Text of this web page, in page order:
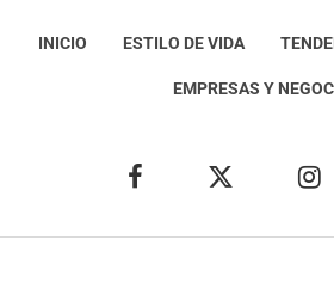
INICIO ESTILO DE VIDA
EMPRESAS Y